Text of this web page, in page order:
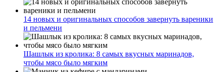
14 новых и оригинальных способов завернуть вареники
и пельмени
Шашлык из кролика: 8 самых вкусных маринадов,
чтобы мясо было мягким